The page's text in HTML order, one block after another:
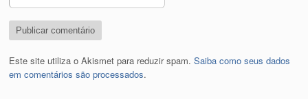
Este site utiliza o Akismet para reduzir spam.Saiba como seus dados
em comentários são processados.